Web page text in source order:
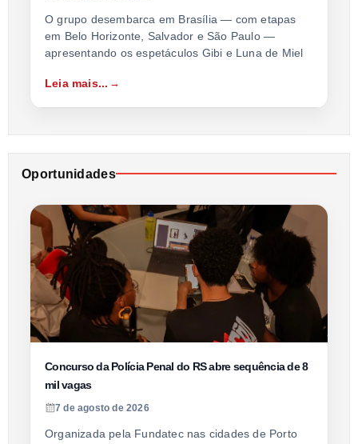
O grupo desembarca em Brasília — com etapas
em Belo Horizonte, Salvador e São Paulo —
apresentando os espetáculos Gibi e Luna de Miel
Leia mais...
Oportunidades
Concurso da Polícia Penal do RS abre sequência de 8
mil vagas
7 de agosto de 2026
Organizada pela Fundatec nas cidades de Porto